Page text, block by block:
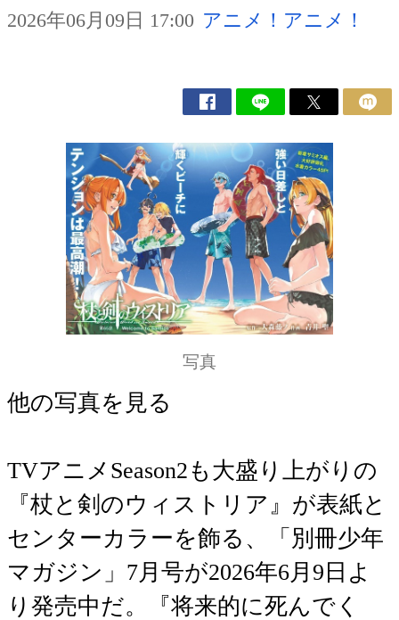
2026年06月09日 17:00 アニメ！アニメ！
写真
他の写真を見る
TVアニメSeason2も大盛り上がりの
『杖と剣のウィストリア』が表紙と
センターカラーを飾る、「別冊少年
マガジン」7月号が2026年6月9日よ
り発売中だ。『将来的に死んでく